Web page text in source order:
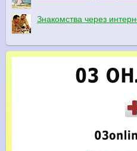
Знакомства через